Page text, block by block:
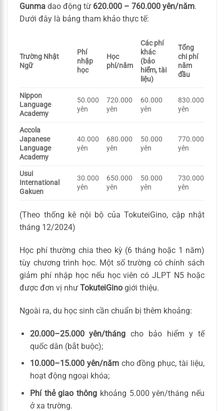
Gunma dao động từ 620.000 – 760.000 yên/năm.
Dưới đây là bảng tham khảo thực tế:
Trường Nhật
Ngữ
Phí
nhập
học
Học
phí/năm
Các phí
khác
(bảo
hiểm, tài
liệu)
Tổng
chi phí
năm
đầu
Nippon
Language
Academy
50.000
yên
720.000
yên
60.000
yên
830.000
yên
Accola
Japanese
Language
Academy
40.000
yên
680.000
yên
50.000
yên
770.000
yên
Usui
International
Gakuen
30.000
yên
650.000
yên
50.000
yên
730.000
yên
(Theo thống kê nội bộ của TokuteiGino, cập nhật
tháng 12/2024)
Học phí thường chia theo kỳ (6 tháng hoặc 1 năm)
tùy chương trình học. Một số trường có chính sách
giảm phí nhập học nếu học viên có JLPT N5 hoặc
được đơn vị như TokuteiGino giới thiệu.
Ngoài ra, du học sinh cần chuẩn bị thêm khoảng:
20.000–25.000 yên/tháng cho bảo hiểm y tế
quốc dân (bắt buộc);
10.000–15.000 yên/nămcho đồng phục, tài liệu,
hoạt động ngoại khóa;
Phí thẻ giao thông khoảng 5.000 yên/tháng nếu
ở xa trường.